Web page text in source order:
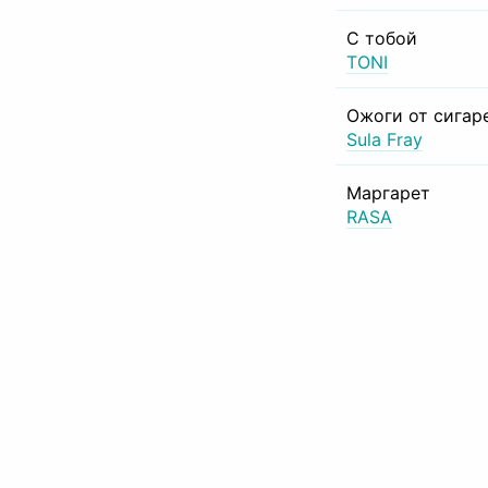
С тобой
TONI
Ожоги от
Sula Fray
Маргарет
RASA